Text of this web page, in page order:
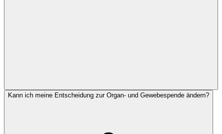
Kann ich meine Entscheidung zur Organ- und Gewebespende ändern?